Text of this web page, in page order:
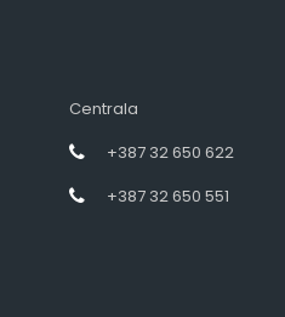
Centrala
+387 32 650 622
+387 32 650 551